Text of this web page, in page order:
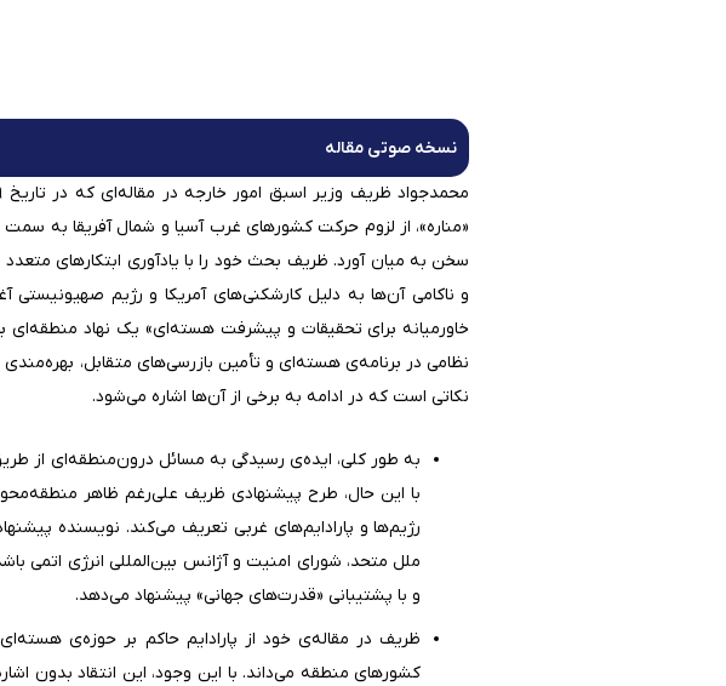
نسخه صوتی مقاله
محمدجواد ظریف وزیر اسبق امور خارجه در مقاله‌ای که در تاریخ ۹ مرداد ۱۴۰۴ (۳۱ ژوئیه ۲۰۲۵) در گاردین
«مناره»، از لزوم حرکت کشورهای غرب آسیا و شمال آفریقا به
سخن به میان آورد. ظریف بحث خود را با یادآوری ابتکارهای
و ناکامی آن‌ها به دلیل کارشکنی‌های آمریکا و رژیم
خاورمیانه برای تحقیقات و پیشرفت هسته‌ای» یک نهاد
نظامی در برنامه‌ی هسته‌ای و تأمین بازرسی‌های متقابل،
نکاتی است که در ادامه به برخی از آن‌ها اشاره می‌شود.
به طور کلی، ایده‌ی رسیدگی به مسائل درون‌منطقه‌ای
با این حال، طرح پیشنهادی ظریف علی‌رغم ظاهر
رژیم‌ها و پارادایم‌های غربی تعریف می‌کند. نویسنده
ملل متحد، شورای امنیت و آژانس بین‌المللی انرژی اتمی
و با پشتیبانی «قدرت‌های جهانی» پیشنهاد می‌دهد.
ظریف در مقاله‌ی خود از پارادایم حاکم بر حوزه‌ی
کشورهای منطقه می‌داند. با این وجود، این انتقاد